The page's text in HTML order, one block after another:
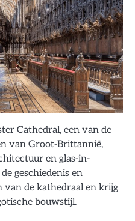
Cathedral, een van de
van Groot-Brittannië,
en glas-in-
geschiedenis en
de kathedraal en krijg
bouwstijl.